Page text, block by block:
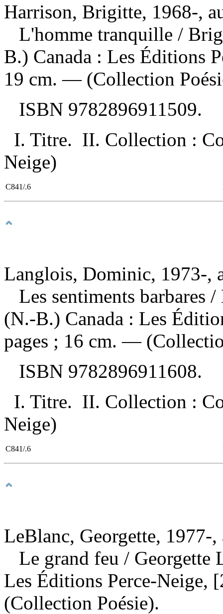
Harrison, Brigitte, 1968-,
L'homme tranquille /
B.) Canada : Les Éditions
19 cm. — (Collection
ISBN 9782896911509.
I. Titre. II. Collection :
Neige)
C841/.6
Langlois, Dominic, 1973-,
Les sentiments barbares /
(N.-B.) Canada : Les
pages ; 16 cm. —
ISBN 9782896911608.
I. Titre. II. Collection :
Neige)
C841/.6
LeBlanc, Georgette, 1977-,
Le grand feu /
Les Éditions Perce-
(Collection Poésie).